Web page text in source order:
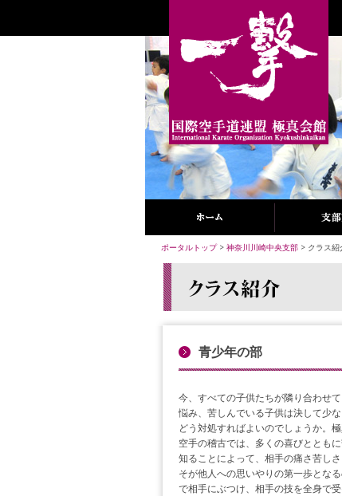
ポータルトップ> 神奈川川崎中央支部 > クラス紹
青少年の部
今、すべての子供たちが隣り合わせ
悩み、苦しんでいる子供は決して少
どう対処すればよいのでしょうか。
空手の稽古では、多くの喜びととも
知ることによって、相手の痛さ苦し
そが他人への思いやりの第一歩とな
で相手にぶつけ、相手の技を全身で